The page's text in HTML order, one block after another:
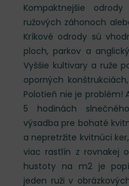
Kompaktnejšie
ružových záhonoch
Kríkové odrody sú
ploch, parkov a
Vyššie kultivary a ruže
oporných
Polotieň nie je problém!
5 hodinách
výsadba pre bohaté
a nepretržite kvitnúci
viac rastlín z rovnakej
hustoty na m2 je
jeden ruži v